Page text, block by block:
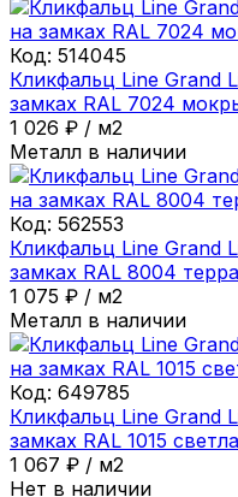
Код: 514045
Кликфальц Line Grand
замках RAL 7024
1 026 ₽ / м2
Металл в наличии
Код: 562553
Кликфальц Line Grand
замках RAL 8004
1 075 ₽ / м2
Металл в наличии
Код: 649785
Кликфальц Line Grand
замках RAL 1015
1 067 ₽ / м2
Нет в наличии